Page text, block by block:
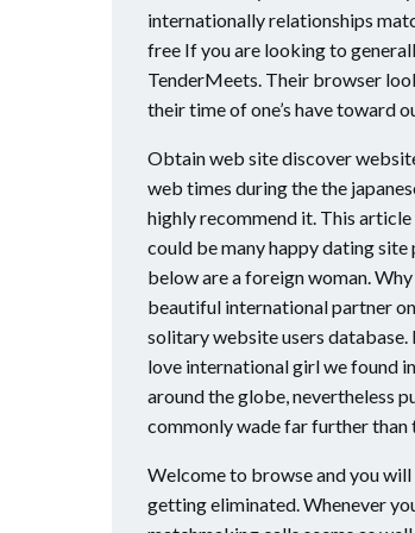
internationally relationships
free If you are looking to
TenderMeets. Their browser
their time of one’s have toward
Obtain web site discover
web times during the the
highly recommend it. This
could be many happy dating
below are a foreign woman.
beautiful international partner
solitary website users
love international girl we found
around the globe, nevertheless
commonly wade far further than
Welcome to browse and you
getting eliminated. Whenever